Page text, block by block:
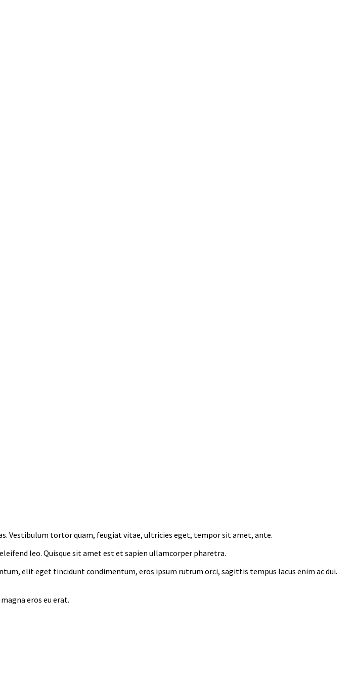
Vestibulum tortor quam, feugiat vitae, ultricies eget, tempor sit amet, ante.
leo. Quisque sit amet est et sapien ullamcorper pharetra.
elit eget tincidunt condimentum, eros ipsum rutrum orci, sagittis tempus lacus enim ac dui.
eros eu erat.